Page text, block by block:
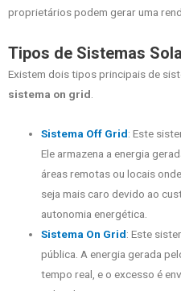
proprietários podem gerar uma
Tipos de Sistemas
Existem dois tipos principais de
sistema on grid
Sistema Off Grid: Este
Ele armazena a energia
áreas remotas ou locais
seja mais caro devido ao
autonomia energética.
Sistema On Grid: Este
pública. A energia gerada
tempo real, e o excesso é